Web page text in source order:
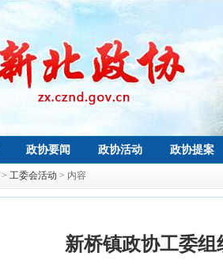
政协要闻 政协活动 政协提案
> 工委会活动 > 内容
新桥镇政协工委